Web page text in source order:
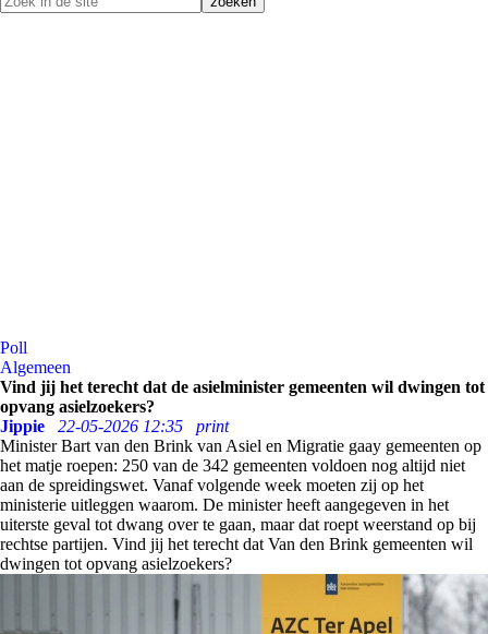
Poll
Algemeen
Vind jij het terecht dat de asielminister gemeenten wil dwingen tot
opvang asielzoekers?
Jippie
22-05-2026 12:35
print
Minister Bart van den Brink van Asiel en Migratie gaay gemeenten op
het matje roepen: 250 van de 342 gemeenten voldoen nog altijd niet
aan de spreidingswet. Vanaf volgende week moeten zij op het
ministerie uitleggen waarom. De minister heeft aangegeven in het
uiterste geval tot dwang over te gaan, maar dat roept weerstand op bij
rechtse partijen. Vind jij het terecht dat Van den Brink gemeenten wil
dwingen tot opvang asielzoekers?